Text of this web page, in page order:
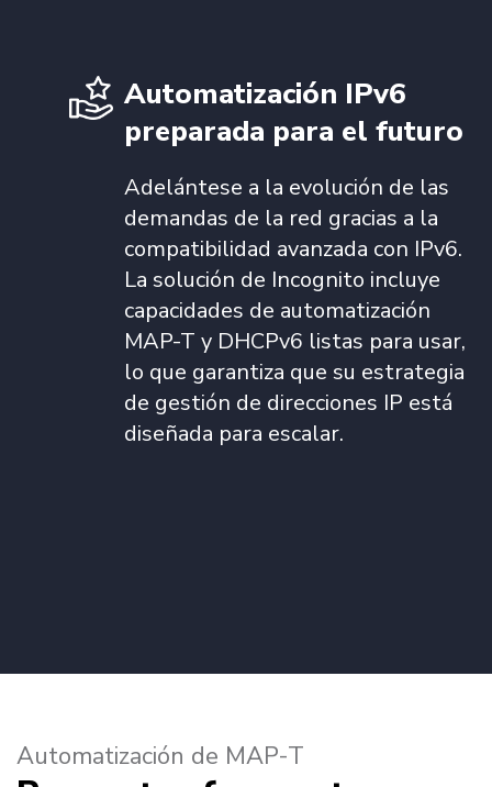
Automatización IPv6
preparada para el futuro
Adelántese a la evolución de las
demandas de la red gracias a la
compatibilidad avanzada con IPv6.
La solución de Incognito incluye
capacidades de automatización
MAP-T y DHCPv6 listas para usar,
lo que garantiza que su estrategia
de gestión de direcciones IP está
diseñada para escalar.
Automatización de MAP-T